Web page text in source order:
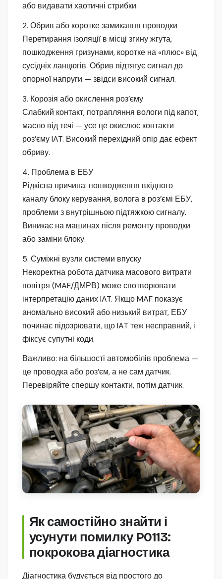
або видавати хаотичні стрибки.
2. Обрив або коротке замикання проводки
Перетирання ізоляції в місці згину жгута,
пошкодження гризунами, коротке на «плюс» від
сусідніх ланцюгів. Обрив підтягує сигнал до
опорної напруги — звідси високий сигнал.
3. Корозія або окислення роз’єму
Слабкий контакт, потрапляння вологи під капот,
масло від течі — усе це окислює контакти
роз’єму IAT. Високий перехідний опір дає ефект
обриву.
4. Проблема в ЕБУ
Рідкісна причина: пошкодження вхідного
каналу блоку керування, волога в роз’ємі ЕБУ,
проблеми з внутрішньою підтяжкою сигналу.
Виникає на машинах після ремонту проводки
або заміни блоку.
5. Суміжні вузли системи впуску
Некоректна робота датчика масового витрати
повітря (MAF/ДМРВ) може спотворювати
інтерпретацію даних IAT. Якщо MAF показує
аномально високий або низький витрат, ЕБУ
починає підозрювати, що IAT теж несправний, і
фіксує супутні коди.
Важливо: на більшості автомобілів проблема —
це проводка або роз’єм, а не сам датчик.
Перевіряйте спершу контакти, потім датчик.
Як самостійно знайти і
усунути помилку P0113:
покрокова діагностика
Діагностика будується від простого до